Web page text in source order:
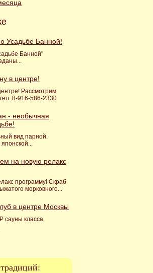
Усадьбе Банной!
Банной"
в центре!
Рассмотрим
8-916-586-2330
- необычная
вид парной.
на новую релакс
программу! Скраб
морковного...
в центре Москвы
сауны класса